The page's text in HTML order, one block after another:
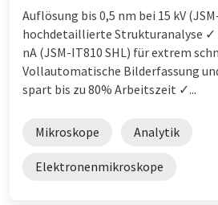
Auflösung bis 0,5 nm bei 15 kV
hochdetaillierte Strukturanalyse ✓
nA (JSM-IT810 SHL) für extrem
Vollautomatische Bilderfassung
spart bis zu 80% Arbeitszeit ✓...
Mikroskope Analytik
Elektronenmikroskope